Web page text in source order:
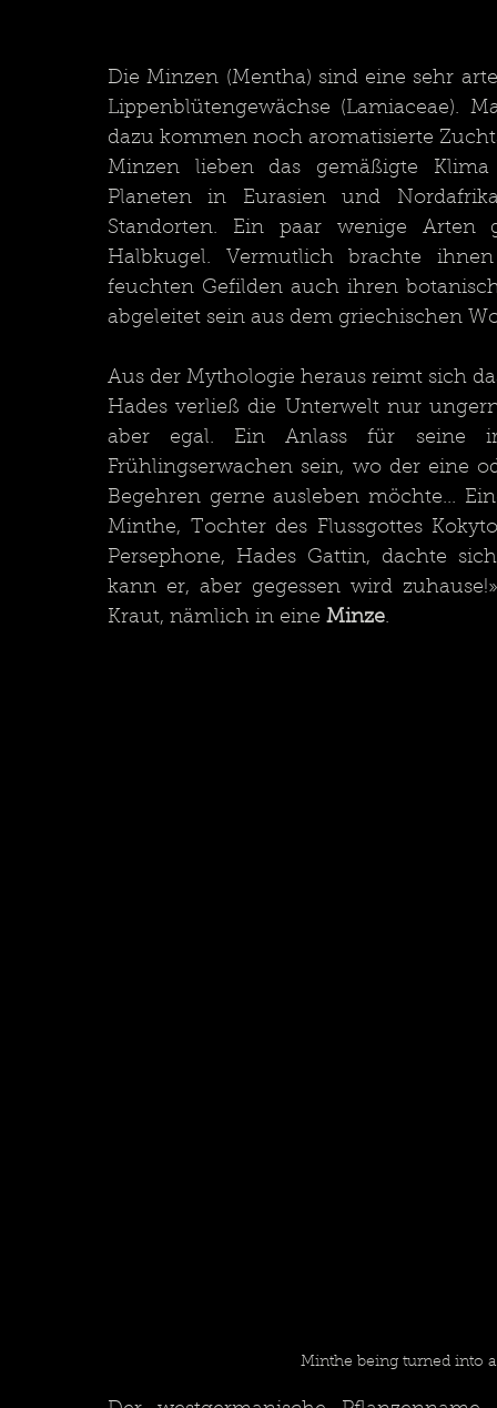
Die Minzen (Mentha) sind eine sehr
Lippenblütengewächse (Lamiaceae).
dazu kommen noch aromatisierte
Minzen lieben das gemäßigte
Planeten in Eurasien und
Standorten. Ein paar wenige
Halbkugel. Vermutlich brachte
feuchten Gefilden auch ihren
abgeleitet sein aus dem griechischen
Aus der Mythologie heraus reimt sich
Hades verließ die Unterwelt nur
aber egal. Ein Anlass für seine
Frühlingserwachen sein, wo der eine
Begehren gerne ausleben möchte...
Minthe, Tochter des Flussgottes
Persephone, Hades Gattin, dachte
kann er, aber gegessen wird
Kraut, nämlich in eine Minze.
Minthe being turned into